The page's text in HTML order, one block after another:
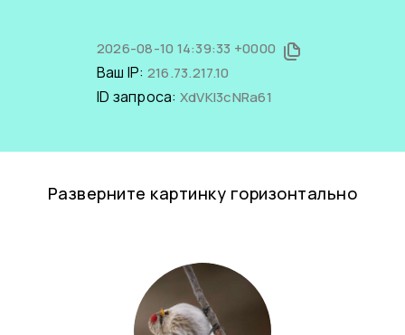
2026-08-10 14:39:33 +0000
Ваш IP: 216.73.217.10
ID запроса: XdVKl3cNRa61
Разверните картинку горизонтально